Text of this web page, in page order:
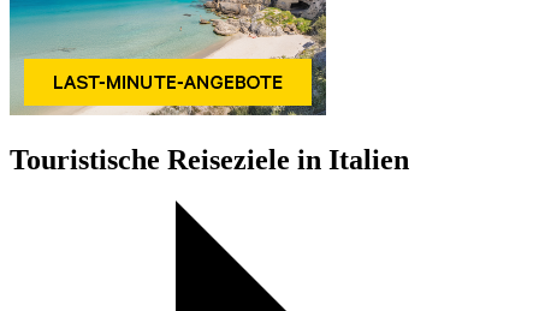
Touristische Reiseziele in Italien